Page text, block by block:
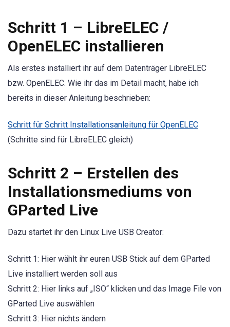
Schritt 1 – LibreELEC /
OpenELEC installieren
Als erstes installiert ihr auf dem Datenträger LibreELEC
bzw. OpenELEC. Wie ihr das im Detail macht, habe ich
bereits in dieser Anleitung beschrieben:
Schritt für Schritt Installationsanleitung für OpenELEC
(Schritte sind für LibreELEC gleich)
Schritt 2 – Erstellen des
Installationsmediums von
GParted Live
Dazu startet ihr den Linux Live USB Creator:
Schritt 1: Hier wählt ihr euren USB Stick auf dem GParted
Live installiert werden soll aus
Schritt 2: Hier links auf „ISO“ klicken und das Image File von
GParted Live auswählen
Schritt 3: Hier nichts ändern